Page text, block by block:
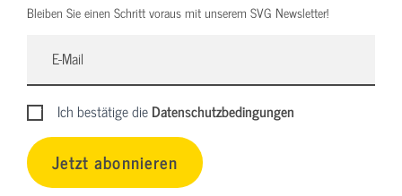
Bleiben Sie einen Schritt voraus mit unserem SVG Newsletter!
Ich bestätige dieDatenschutzbedingungen
Jetzt abonnieren